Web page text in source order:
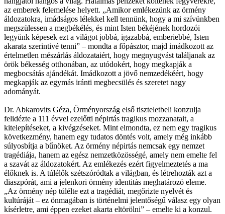
az emberek felemelése helyett. „Amikor emlékezünk az örmény
áldozatokra, imádságos lélekkel kell tennünk, hogy a mi szívünkben
megszülessen a megbékélés, és mint Isten békéjének hordozói
legyünk képesek ezt a világot jobbá, igazabbá, emberiebbé, Isten
akarata szerintivé tenni” – mondta a főpásztor, majd imádkozott az
értelmetlen mészárlás áldozataiért, hogy megnyugvást találjanak az
örök békesség otthonában, az utódokért, hogy megkapják a
megbocsátás ajándékát. Imádkozott a jövő nemzedékéért, hogy
megkapják az egymás iránti megbecsülés és szeretet nagy
adományát.
Dr. Abkarovits Géza, Örményország első tiszteletbeli konzulja
felidézte a 111 évvel ezelőtti népirtás tragikus mozzanatait, a
kitelepítéseket, a kivégzéseket. Mint elmondta, ez nem egy tragikus
következmény, hanem egy tudatos döntés volt, amely még inkább
súlyosbítja a bűnöket. Az örmény népirtás nemcsak egy nemzet
tragédiája, hanem az egész nemzetközösségé, amely nem emelte fel
a szavát az áldozatokért. Az emlékezés ezért figyelmeztetés a ma
élőknek is. A túlélők szétszóródtak a világban, és létrehozták azt a
diaszpórát, ami a jelenkori örmény identitás meghatározó eleme.
„Az örmény nép túlélte ezt a tragédiát, megőrizte nyelvét és
kultúráját – ez önmagában is történelmi jelentőségű válasz egy olyan
kísérletre, ami éppen ezeket akarta eltörölni” – emelte ki a konzul.